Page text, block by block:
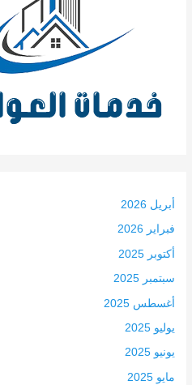
أبريل 2026
فبراير 2026
أكتوبر 2025
سبتمبر 2025
أغسطس 2025
يوليو 2025
يونيو 2025
مايو 2025